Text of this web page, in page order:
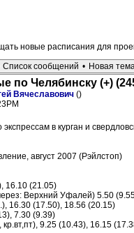
новые расписания для
Список сообщений • Новая
по Челябинску (+)
Вячеславович ()
в курган и
август 2007 (Рэйлстоп)
16.10 (21.05)
Верхний Уфалей) 5.50
16.30 (17.50), 18.56 (20.15)
7.30 (9.39)
9.25 (10.43), 16.15